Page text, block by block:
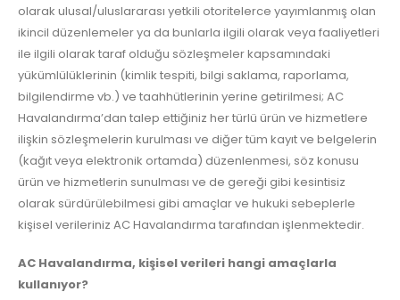
olarak ulusal/uluslararası yetkili otoritelerce yayımlanmış olan
ikincil düzenlemeler ya da bunlarla ilgili olarak veya faaliyetleri
ile ilgili olarak taraf olduğu sözleşmeler kapsamındaki
yükümlülüklerinin (kimlik tespiti, bilgi saklama, raporlama,
bilgilendirme vb.) ve taahhütlerinin yerine getirilmesi; AC
Havalandırma’dan talep ettiğiniz her türlü ürün ve hizmetlere
ilişkin sözleşmelerin kurulması ve diğer tüm kayıt ve belgelerin
(kağıt veya elektronik ortamda) düzenlenmesi, söz konusu
ürün ve hizmetlerin sunulması ve de gereği gibi kesintisiz
olarak sürdürülebilmesi gibi amaçlar ve hukuki sebeplerle
kişisel verileriniz AC Havalandırma tarafından işlenmektedir.
AC Havalandırma, kişisel verileri hangi amaçlarla
kullanıyor?